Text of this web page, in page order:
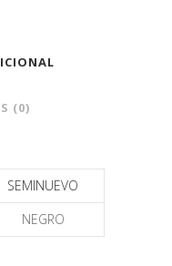
(0)
SEMINUEVO
NEGRO